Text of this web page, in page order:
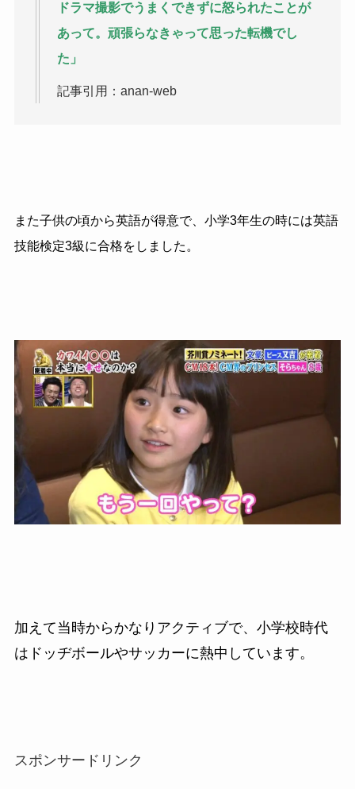
ドラマ撮影でうまくできずに怒られたことが
あって。頑張らなきゃって思った転機でし
た」
記事引用：anan-web
また子供の頃から英語が得意で、小学3年生の時には英語
技能検定3級に合格をしました。
加えて当時からかなりアクティブで、小学校時代
はドッヂボールやサッカーに熱中しています。
スポンサードリンク